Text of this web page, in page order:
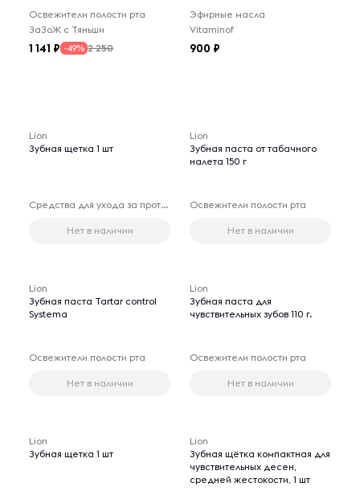
Освежители полости рта
ЗаЗоЖ с Тяньши
1 141 -49% 2 250
Эфирные масла
Vitaminof
900
Lion
Зубная щетка 1 шт
Средства для ухода за протезами
Нет в наличии
Lion
Зубная паста от табачного
налета 150 г
Освежители полости рта
Нет в наличии
Lion
Зубная паста Tartar control
Systema
Освежители полости рта
Нет в наличии
Lion
Зубная паста для
чувствительных зубов 110 г.
Освежители полости рта
Нет в наличии
Lion
Зубная щетка 1 шт
Lion
Зубная щётка компактная для
чувствительных десен,
средней жестокости, 1 шт